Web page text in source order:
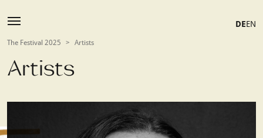
DEEN
The Festival 2025 > Artists
Artists